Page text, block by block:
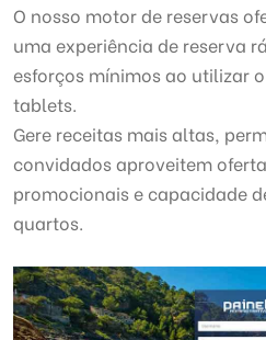
O nosso motor de reservas
uma experiência de reserva
esforços mínimos ao utilizar
tablets.
Gere receitas mais altas,
convidados aproveitem
promocionais e capacidade
quartos.